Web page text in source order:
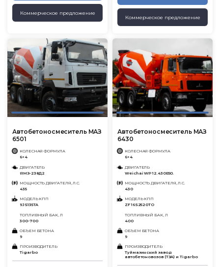
Коммерческое предложение
Коммерческое предложение
Автобетоносмеситель МАЗ
6501
КОЛЕСНАЯ ФОРМУЛА
6×4
ДВИГАТЕЛЬ
ЯМЗ-238Д2
МОЩНОСТЬ ДВИГАТЕЛЯ, Л.С.
435
МОДЕЛЬ КПП
9JS135TA
ТОПЛИВНЫЙ БАК, Л
300-700
ОБЪЕМ БЕТОНА
9
ПРОИЗВОДИТЕЛЬ
Tigarbo
Автобетоносмеситель МАЗ
6430
КОЛЕСНАЯ ФОРМУЛА
6×4
ДВИГАТЕЛЬ
Weichai WP 12.430E50.
МОЩНОСТЬ ДВИГАТЕЛЯ, Л.С.
430
МОДЕЛЬ КПП
ZF 16S2520TO
ТОПЛИВНЫЙ БАК, Л
400
ОБЪЕМ БЕТОНА
9
ПРОИЗВОДИТЕЛЬ
Туймазинский завод
автобетоновозов (ТЗА) и Tigarbo